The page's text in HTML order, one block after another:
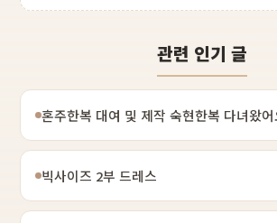
관련 인기 글
혼주한복 대여 및 제작 숙현한복 다녀왔어
빅사이즈 2부 드레스